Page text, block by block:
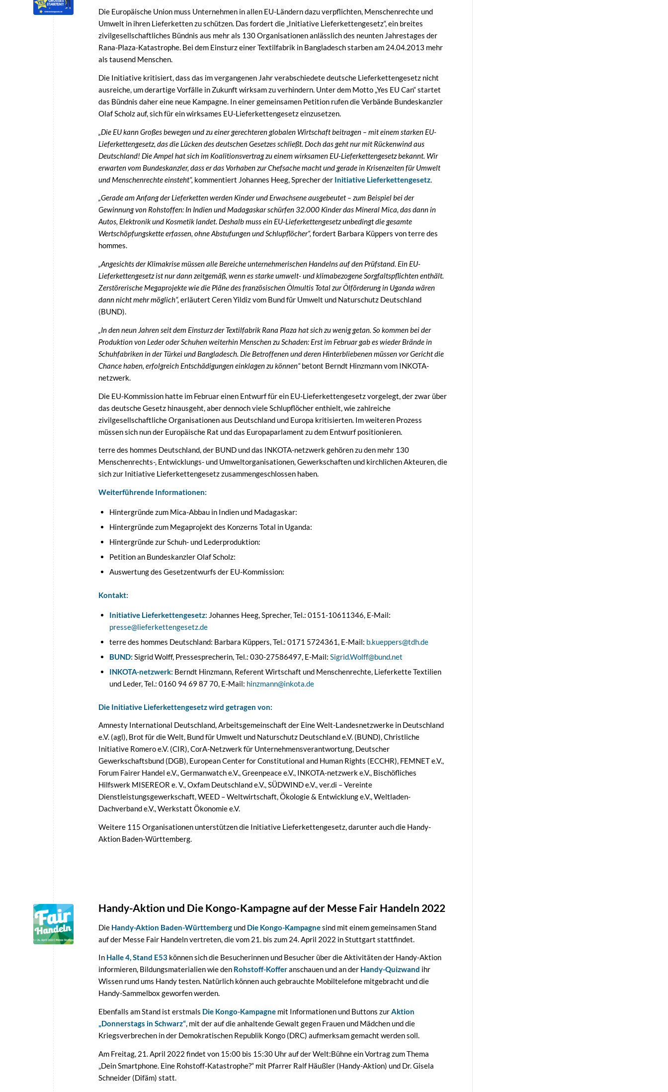
Die Europäische Union muss Unternehmen in allen EU-Ländern dazu verpflichten, Menschenrechte und
Umwelt in ihren Lieferketten zu schützen. Das fordert die „Initiative Lieferkettengesetz“, ein breites
zivilgesellschaftliches Bündnis aus mehr als 130 Organisationen anlässlich des neunten Jahrestages der
Rana-Plaza-Katastrophe. Bei dem Einsturz einer Textilfabrik in Bangladesch starben am 24.04.2013 mehr
als tausend Menschen.
Die Initiative kritisiert, dass das im vergangenen Jahr verabschiedete deutsche Lieferkettengesetz nicht
ausreiche, um derartige Vorfälle in Zukunft wirksam zu verhindern. Unter dem Motto „Yes EU Can“ startet
das Bündnis daher eine neue Kampagne. In einer gemeinsamen Petition rufen die Verbände Bundeskanzler
Olaf Scholz auf, sich für ein wirksames EU-Lieferkettengesetz einzusetzen.
„Die EU kann Großes bewegen und zu einer gerechteren globalen Wirtschaft beitragen – mit einem starken EU-
Lieferkettengesetz, das die Lücken des deutschen Gesetzes schließt. Doch das geht nur mit Rückenwind aus
Deutschland! Die Ampel hat sich im Koalitionsvertrag zu einem wirksamen EU-Lieferkettengesetz bekannt. Wir
erwarten vom Bundeskanzler, dass er das Vorhaben zur Chefsache macht und gerade in Krisenzeiten für Umwelt
und Menschenrechte einsteht“, kommentiert Johannes Heeg, Sprecher der Initiative Lieferkettengesetz
„Gerade am Anfang der Lieferketten werden Kinder und Erwachsene ausgebeutet – zum Beispiel bei der
Gewinnung von Rohstoffen: In Indien und Madagaskar schürfen 32.000 Kinder das Mineral Mica, das dann in
Autos, Elektronik und Kosmetik landet. Deshalb muss ein EU-Lieferkettengesetz unbedingt die gesamte
Wertschöpfungskette erfassen, ohne Abstufungen und Schlupflöcher“, fordert Barbara Küppers von terre des
hommes.
„Angesichts der Klimakrise müssen alle Bereiche unternehmerischen Handelns auf den Prüfstand. Ein EU-
Lieferkettengesetz ist nur dann zeitgemäß, wenn es starke umwelt- und klimabezogene Sorgfaltspflichten enthält.
Zerstörerische Megaprojekte wie die Pläne des französischen Ölmultis Total zur Ölförderung in Uganda wären
dann nicht mehr möglich“, erläutert Ceren Yildiz vom Bund für Umwelt und Naturschutz Deutschland
(BUND).
„In den neun Jahren seit dem Einsturz der Textilfabrik Rana Plaza hat sich zu wenig getan. So kommen bei der
Produktion von Leder oder Schuhen weiterhin Menschen zu Schaden: Erst im Februar gab es wieder Brände in
Schuhfabriken in der Türkei und Bangladesch. Die Betroffenen und deren Hinterbliebenen müssen vor Gericht die
Chance haben, erfolgreich Entschädigungen einklagen zu können“betont Berndt Hinzmann vom INKOTA-
netzwerk.
Die EU-Kommission hatte im Februar einen Entwurf für ein EU-Lieferkettengesetz vorgelegt, der zwar über
das deutsche Gesetz hinausgeht, aber dennoch viele Schlupflöcher enthielt, wie zahlreiche
zivilgesellschaftliche Organisationen aus Deutschland und Europa kritisierten. Im weiteren Prozess
müssen sich nun der Europäische Rat und das Europaparlament zu dem Entwurf positionieren.
terre des hommes Deutschland, der BUND und das INKOTA-netzwerk gehören zu den mehr 130
Menschenrechts-, Entwicklungs- und Umweltorganisationen, Gewerkschaften und kirchlichen Akteuren, die
sich zur Initiative Lieferkettengesetz zusammengeschlossen haben.
Weiterführende Informationen:
Hintergründe zum Mica-Abbau in Indien und Madagaskar:
Hintergründe zum Megaprojekt des Konzerns Total in Uganda:
Hintergründe zur Schuh- und Lederproduktion:
Petition an Bundeskanzler Olaf Scholz:
Auswertung des Gesetzentwurfs der EU-Kommission:
Kontakt:
Initiative Lieferkettengesetz: Johannes Heeg, Sprecher, Tel.: 0151-10611346, E-Mail:
presse@lieferkettengesetz.de
terre des hommes Deutschland: Barbara Küppers, Tel.: 0171 5724361, E-Mail: b.kueppers@tdh.de
BUND: Sigrid Wolff, Pressesprecherin, Tel.: 030-27586497, E-Mail: Sigrid.Wolff@bund.net
INKOTA-netzwerk: Berndt Hinzmann, Referent Wirtschaft und Menschenrechte, Lieferkette Textilien
und Leder, Tel.: 0160 94 69 87 70, E-Mail: hinzmann@inkota.de
Die Initiative Lieferkettengesetz wird getragen von:
Amnesty International Deutschland, Arbeitsgemeinschaft der Eine Welt-Landesnetzwerke in Deutschland
e.V. (agl), Brot für die Welt, Bund für Umwelt und Naturschutz Deutschland e.V. (BUND), Christliche
Initiative Romero e.V. (CIR), CorA-Netzwerk für Unternehmensverantwortung, Deutscher
Gewerkschaftsbund (DGB), European Center for Constitutional and Human Rights (ECCHR), FEMNET e.V.,
Forum Fairer Handel e.V., Germanwatch e.V., Greenpeace e.V., INKOTA-netzwerk e.V., Bischöfliches
Hilfswerk MISEREOR e. V., Oxfam Deutschland e.V., SÜDWIND e.V., ver.di – Vereinte
Dienstleistungsgewerkschaft, WEED – Weltwirtschaft, Ökologie & Entwicklung e.V., Weltladen-
Dachverband e.V., Werkstatt Ökonomie e.V.
Weitere 115 Organisationen unterstützen die Initiative Lieferkettengesetz, darunter auch die Handy-
Aktion Baden-Württemberg.
Handy-Aktion und Die Kongo-Kampagne auf der Messe Fair Handeln 2022
Die Handy-Aktion Baden-Württemberg und Die Kongo-Kampagnesind mit einem gemeinsamen Stand
auf der Messe Fair Handeln vertreten, die vom 21. bis zum 24. April 2022 in Stuttgart stattfindet.
In Halle 4, Stand E53 können sich die Besucherinnen und Besucher über die Aktivitäten der Handy-Aktion
informieren, Bildungsmaterialien wie den Rohstoff-Kofferanschauen und an der Handy-Quizwand ihr
Wissen rund ums Handy testen. Natürlich können auch gebrauchte Mobiltelefone mitgebracht und die
Handy-Sammelbox geworfen werden.
Ebenfalls am Stand ist erstmals Die Kongo-Kampagne mit Informationen und Buttons zurAktion
„Donnerstags in Schwarz“, mit der aufdie anhaltende Gewalt gegen Frauen und Mädchen und die
Kriegsverbrechen in der Demokratischen Republik Kongo (DRC) aufmerksam gemacht werden soll.
Am Freitag, 21. April 2022 findet von 15:00 bis 15:30 Uhr auf der Welt:Bühne ein Vortrag zum Thema
„Dein Smartphone. Eine Rohstoff-Katastrophe?“ mit Pfarrer Ralf Häußler (Handy-Aktion) und Dr. Gisela
Schneider (Difäm) statt.